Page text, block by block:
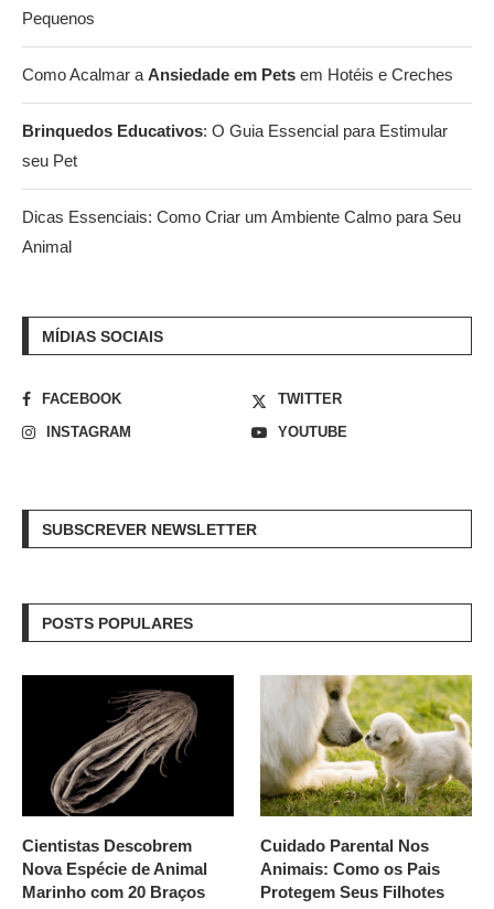
Pequenos
Como Acalmar a Ansiedade em Pets em Hotéis e Creches
Brinquedos Educativos: O Guia Essencial para Estimular
seu Pet
Dicas Essenciais: Como Criar um Ambiente Calmo para Seu
Animal
MÍDIAS SOCIAIS
FACEBOOK
TWITTER
INSTAGRAM
YOUTUBE
SUBSCREVER NEWSLETTER
POSTS POPULARES
Cientistas Descobrem
Nova Espécie de Animal
Marinho com 20 Braços
Cuidado Parental Nos
Animais: Como os Pais
Protegem Seus Filhotes